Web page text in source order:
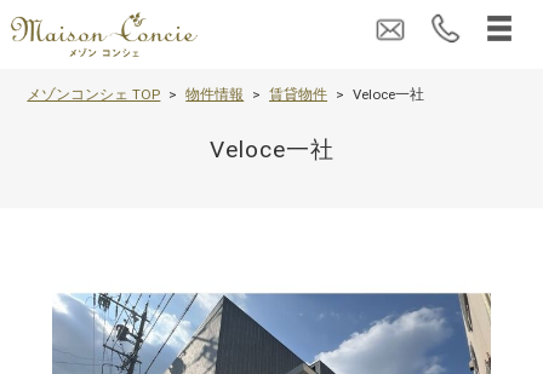
メゾンコンシェ TOP 物件情報 賃貸物件 Veloce一社
Veloce一社